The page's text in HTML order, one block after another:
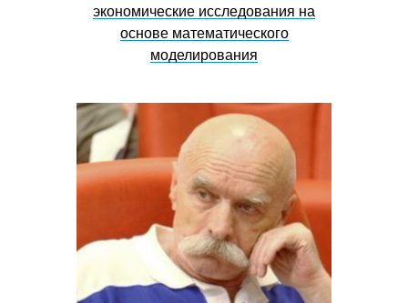
экономические исследования на
основе математического
моделирования